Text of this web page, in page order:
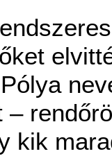
–
kik